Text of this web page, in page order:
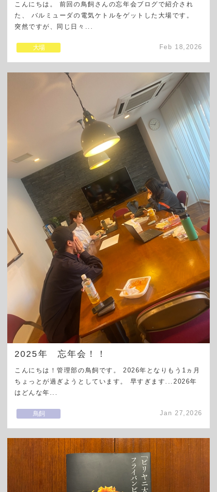
こんにちは。 前回の鳥飼さんの忘年会ブログで紹介され
た、 バルミューダの電気ケトルをゲットした大場です。
突然ですが、同じ日々...
大場 Feb 18,2026
2025年 忘年会！！
こんにちは！管理部の鳥飼です。 2026年となりもう1ヵ月
ちょっとが過ぎようとしています。 早すぎます...2026年
はどんな年...
鳥飼 Jan 27,2026